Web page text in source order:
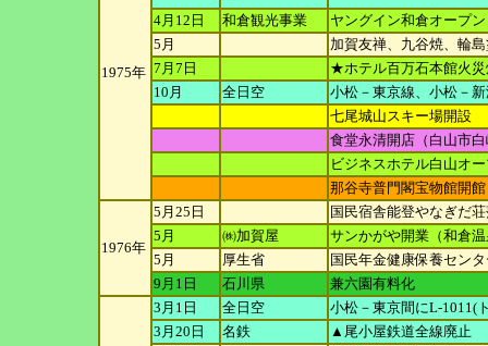
1975年
4月12日 和倉観光事業
ヤングイン和倉オープン
5月
加賀友禅、九谷焼、輪
7月7日
★ホテル百万石本館火
10月
全日空
小松－東京線、小松－
七尾城山スキー場開設
食堂永清開店（白山市
ビジネスホテル白山オ
那谷寺普門閣宝物館開館
1976年
5月25日
国民宿舎能登やなぎだ
5月
㈱加賀屋
サンかがや開業（和倉
5月
厚生省
国民年金健康保養セン
9月1日
石川県 兼六園有料化
3月1日 全日空
小松－東京間にL-1011(
3月20日
名鉄
▲尾小屋鉄道全線廃止